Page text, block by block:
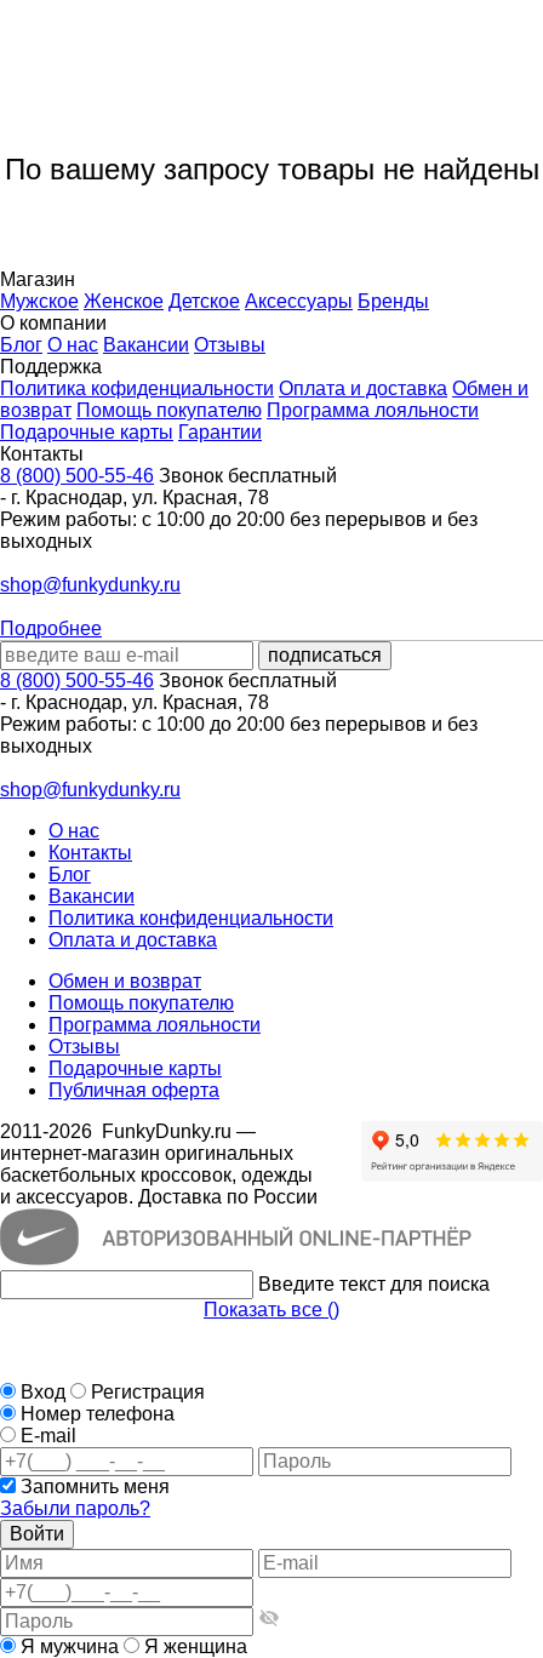
По вашему запросу товары не найдены
Магазин
Мужское Женское Детское Аксессуары Бренды
О компании
Блог О нас Вакансии Отзывы
Поддержка
Политика кофиденциальности Оплата и доставка Обмен и
возврат Помощь покупателю Программа лояльности
Подарочные карты Гарантии
Контакты
8 (800) 500-55-46 Звонок бесплатный
- г. Краснодар, ул. Красная, 78
Режим работы: с 10:00 до 20:00 без перерывов и без
выходных
shop@funkydunky.ru
Подробнее
8 (800) 500-55-46 Звонок бесплатный
- г. Краснодар, ул. Красная, 78
Режим работы: с 10:00 до 20:00 без перерывов и без
выходных
shop@funkydunky.ru
О нас
Контакты
Блог
Вакансии
Политика конфиденциальности
Оплата и доставка
Обмен и возврат
Помощь покупателю
Программа лояльности
Отзывы
Подарочные карты
Публичная оферта
2011-2026 FunkyDunky.ru —
интернет-магазин оригинальных
баскетбольных кроссовок, одежды
и аксессуаров. Доставка по России
Введите текст для поиска
Показать все ()
Вход
Регистрация
Номер телефона
E-mail
Запомнить меня
Забыли пароль?
Войти
Я мужчина
Я женщина